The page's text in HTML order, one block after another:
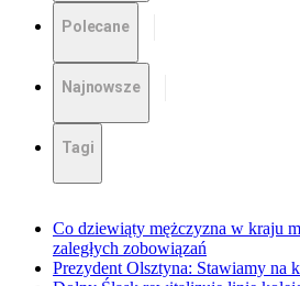
Polecane
Najnowsze
Tagi
Co dziewiąty mężczyzna w kraju
zaległych zobowiązań
Prezydent Olsztyna: Stawiamy na